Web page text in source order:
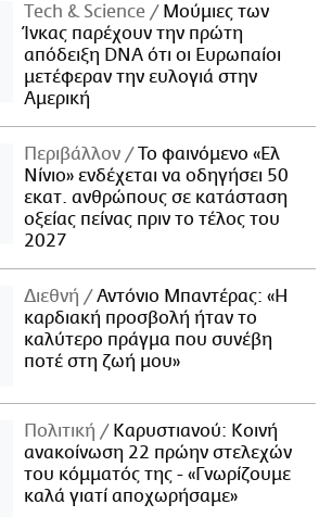
Τech & Science
Μούμιες των
Ίνκας παρέχουν την πρώτη
απόδειξη DNA ότι οι Ευρωπαίοι
μετέφεραν την ευλογιά στην
Αμερική
Περιβάλλον
Το φαινόμενο «Ελ
Νίνιο» ενδέχεται να οδηγήσει 50
εκατ. ανθρώπους σε κατάσταση
οξείας πείνας πριν το τέλος του
2027
Διεθνή
Αντόνιο Μπαντέρας: «Η
καρδιακή προσβολή ήταν το
καλύτερο πράγμα που συνέβη
ποτέ στη ζωή μου»
Πολιτική
Καρυστιανού: Κοινή
ανακοίνωση 22 πρώην στελεχών
του κόμματός της - «Γνωρίζουμε
καλά γιατί αποχωρήσαμε»